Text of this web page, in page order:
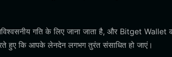
गति के लिए जाना जाता है, और Bitget
हुए कि आपके लेनदेन लगभग तुरंत संसाधित हो जाएं।